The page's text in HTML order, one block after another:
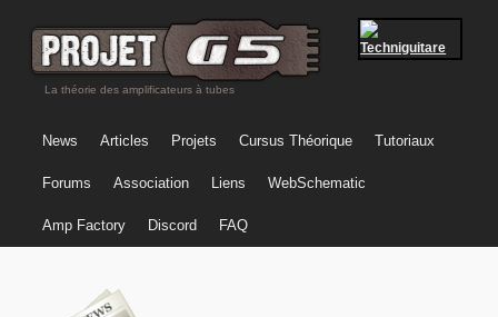
La théorie des amplificateurs à tubes
News Articles Projets Cursus Théorique Tutoriaux
Forums Association Liens WebSchematic
Amp Factory Discord FAQ